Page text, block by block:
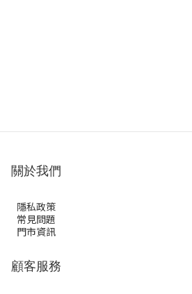
關於我們
隱私政策
常見問題
門市資訊
顧客服務